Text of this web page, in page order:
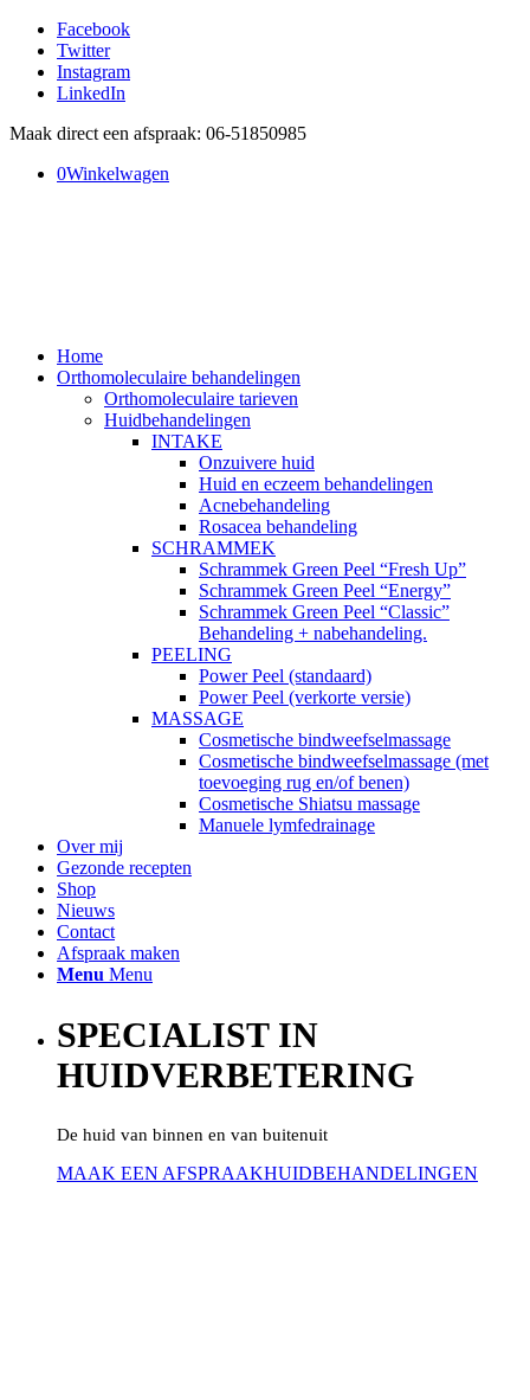
Facebook
Twitter
Instagram
LinkedIn
Maak direct een afspraak: 06-51850985
0Winkelwagen
Home
Orthomoleculaire behandelingen
Orthomoleculaire tarieven
Huidbehandelingen
INTAKE
Onzuivere huid
Huid en eczeem behandelingen
Acnebehandeling
Rosacea behandeling
SCHRAMMEK
Schrammek Green Peel “Fresh Up”
Schrammek Green Peel “Energy”
Schrammek Green Peel “Classic”
Behandeling + nabehandeling.
PEELING
Power Peel (standaard)
Power Peel (verkorte versie)
MASSAGE
Cosmetische bindweefselmassage
Cosmetische bindweefselmassage (met
toevoeging rug en/of benen)
Cosmetische Shiatsu massage
Manuele lymfedrainage
Over mij
Gezonde recepten
Shop
Nieuws
Contact
Afspraak maken
Menu Menu
SPECIALIST IN
HUIDVERBETERING
De huid van binnen en van buitenuit
MAAK EEN AFSPRAAKHUIDBEHANDELINGEN